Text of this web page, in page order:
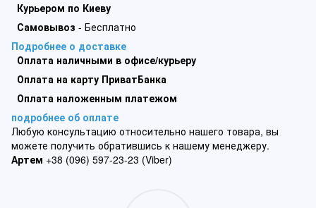
Курьером по Киеву
Самовывоз - Бесплатно
Подробнее о доставке
Оплата наличными в офисе/курьеру
Оплата на карту ПриватБанка
Оплата наложенным платежом
подробнее об оплате
Любую консультацию относительно нашего товара, вы
можете получить обратившись к нашему менеджеру.
Артем +38 (096) 597-23-23 (Viber)